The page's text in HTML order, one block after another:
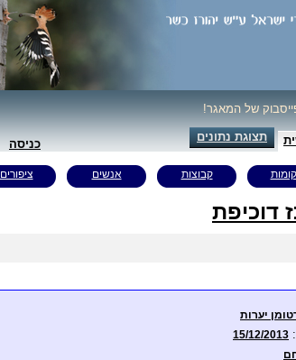
של המאגר!
תצוגת נתונים
כניסה
קבוצות אנשים ציפורים
דוכיפת
יערות
15/12/2013